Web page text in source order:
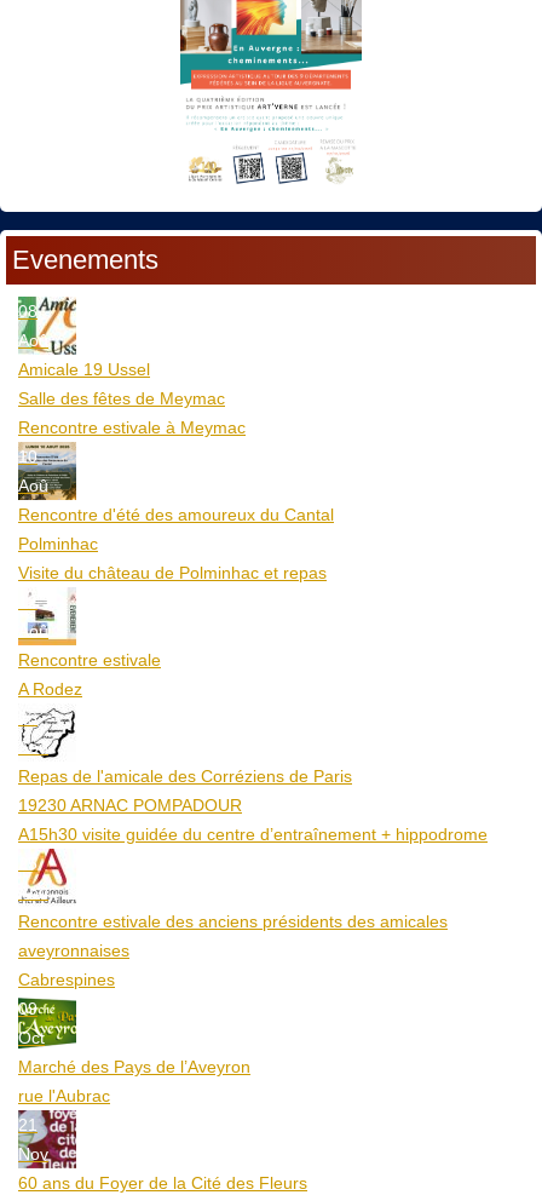
Evenements
08
Aoû
Amicale 19 Ussel
Salle des fêtes de Meymac
Rencontre estivale à Meymac
10
Aoû
Rencontre d'été des amoureux du Cantal
Polminhac
Visite du château de Polminhac et repas
12
Aoû
Rencontre estivale
A Rodez
23
Aoû
Repas de l'amicale des Corréziens de Paris
19230 ARNAC POMPADOUR
A15h30 visite guidée du centre d’entraînement + hippodrome
25
Aoû
Rencontre estivale des anciens présidents des amicales
aveyronnaises
Cabrespines
09
Oct
Marché des Pays de l’Aveyron
rue l'Aubrac
21
Nov
60 ans du Foyer de la Cité des Fleurs